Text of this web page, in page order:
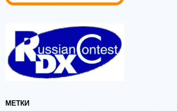
МЕТКИ